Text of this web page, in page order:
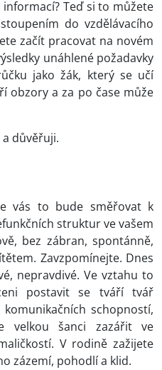
Teď si to můžete
do vzdělávacího
začít pracovat na novém
unáhlené požadavky
jako žák, který se učí
obzory a za po čase může
důvěřuji.
vás to bude směřovat k
struktur ve vašem
bez zábran, spontánně,
Zavzpomínejte. Dnes
nepravdivé. Ve vztahu to
postavit se tváří tvář
schopností,
velkou šanci zazářit ve
V rodině zažijete
zázemí, pohodlí a klid.